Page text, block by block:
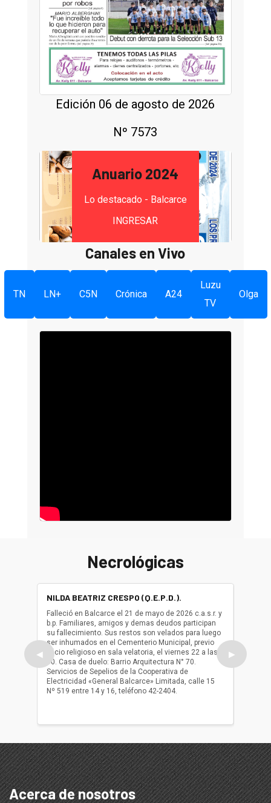
Edición 06 de agosto de 2026
Nº 7573
Anuario 2024
Lo destacado - Balcarce
INGRESAR
Canales en Vivo
TN LN+ C5N Crónica A24
Luzu
TV
Olga
Necrológicas
◀
NILDA BEATRIZ CRESPO (Q.E.P.D.).
Falleció en Balcarce el 21 de mayo de 2026 c.a.s.r. y
b.p. Familiares, amigos y demas deudos participan
su fallecimiento. Sus restos son velados para luego
ser inhumados en el Cementerio Municipal, previo
oficio religioso en sala velatoria, el viernes 22 a las
10. Casa de duelo: Barrio Arquitectura N° 70.
Servicios de Sepelios de la Cooperativa de
Electricidad «General Balcarce» Limitada, calle 15
Nº 519 entre 14 y 16, teléfono 42-2404.
ser
oficio
▶
Acerca de nosotros